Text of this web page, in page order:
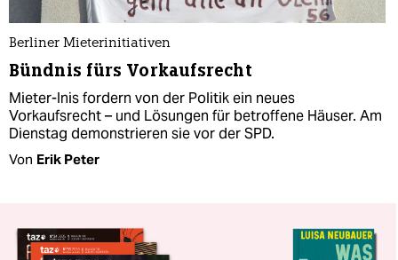
Berliner Mieterinitiativen
Bündnis fürs Vorkaufsrecht
Mieter-Inis fordern von der Politik ein neues
Vorkaufsrecht – und Lösungen für betroffene Häuser. Am
Dienstag demonstrieren sie vor der SPD.
Von Erik Peter